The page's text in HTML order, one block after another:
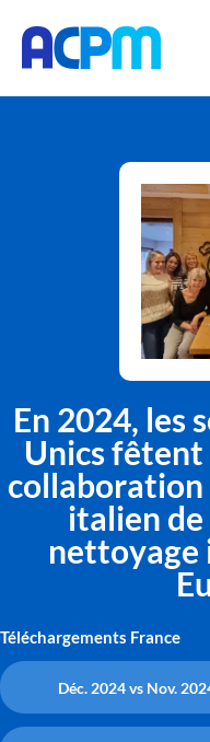
En 2024, les
Unics fêtent
collaboration
italien de
nettoyage
Téléchargements France
Déc. 2024 vs Nov.